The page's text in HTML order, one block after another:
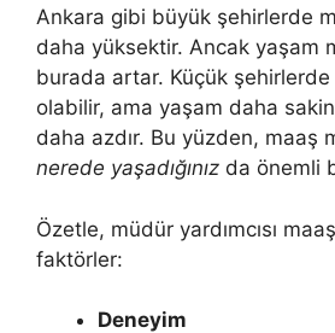
Ankara gibi büyük şehirlerde
daha yüksektir. Ancak yaşam
burada artar. Küçük
olabilir, ama yaşam daha
daha azdır. Bu yüzden, maaş
nerede yaşadığınız da önemli
Özetle, müdür yardımcısı
faktörler:
Deneyim